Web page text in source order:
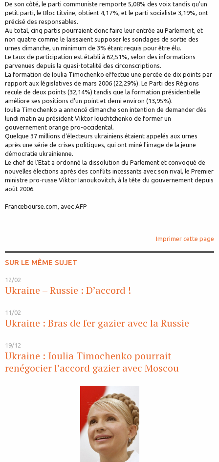
De son côté, le parti communiste remporte 5,08% des voix tandis qu'un
petit parti, le Bloc Litvine, obtient 4,17%, et le parti socialiste 3,19%, ont
précisé des responsables.
Au total, cinq partis pourraient donc faire leur entrée au Parlement, et
non quatre comme le laissaient supposer les sondages de sortie des
urnes dimanche, un minimum de 3% étant requis pour être élu.
Le taux de participation est établi à 62,51%, selon des informations
parvenues depuis la quasi-totalité des circonscriptions.
La formation de Ioulia Timochenko effectue une percée de dix points par
rapport aux législatives de mars 2006 (22,29%). Le Parti des Régions
recule de deux points (32,14%) tandis que la formation présidentielle
améliore ses positions d'un point et demi environ (13,95%).
Ioulia Timochenko a annoncé dimanche son intention de demander dès
lundi matin au président Viktor Iouchtchenko de former un
gouvernement orange pro-occidental.
Quelque 37 millions d'électeurs ukrainiens étaient appelés aux urnes
après une série de crises politiques, qui ont miné l'image de la jeune
démocratie ukrainienne.
Le chef de l'Etat a ordonné la dissolution du Parlement et convoqué de
nouvelles élections après des conflits incessants avec son rival, le Premier
ministre pro-russe Viktor Ianoukovitch, à la tête du gouvernement depuis
août 2006.
Francebourse.com, avec AFP
Imprimer cette page
SUR LE MÊME SUJET
12/02
Ukraine – Russie : D’accord !
11/02
Ukraine : Bras de fer gazier avec la Russie
19/12
Ukraine : Ioulia Timochenko pourrait
renégocier l’accord gazier avec Moscou